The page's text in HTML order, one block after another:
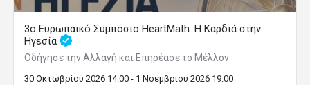
3ο Ευρωπαϊκό Συμπόσιο HeartMath: Η Καρδιά στην
Ηγεσία
Οδήγησε την Αλλαγή και Επηρέασε το Μέλλον
30 Οκτωβρίου 2026 14:00 - 1 Νοεμβρίου 2026 19:00